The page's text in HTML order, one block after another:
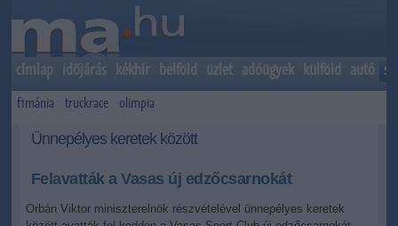
címlap időjárás kékhír belföld üzlet adóügyek külföld autó
f1mánia truckrace olimpia
Ünnepélyes keretek között
Felavatták a Vasas új edzőcsarnokát
Orbán Viktor miniszterelnök részvételével ünnepélyes keretek